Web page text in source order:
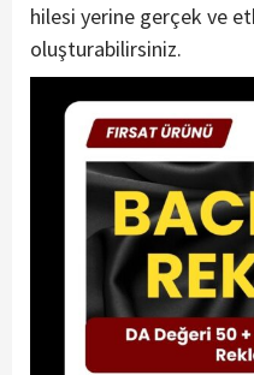
hilesi yerine gerçek ve
oluşturabilirsiniz.